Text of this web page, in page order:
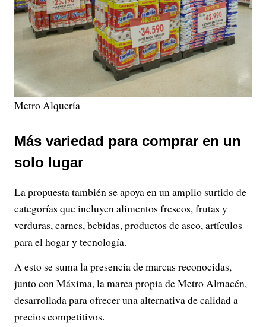
Metro Alquería
Más variedad para comprar en un
solo lugar
La propuesta también se apoya en un amplio surtido de
categorías que incluyen alimentos frescos, frutas y
verduras, carnes, bebidas, productos de aseo, artículos
para el hogar y tecnología.
A esto se suma la presencia de marcas reconocidas,
junto con Máxima, la marca propia de Metro Almacén,
desarrollada para ofrecer una alternativa de calidad a
precios competitivos.